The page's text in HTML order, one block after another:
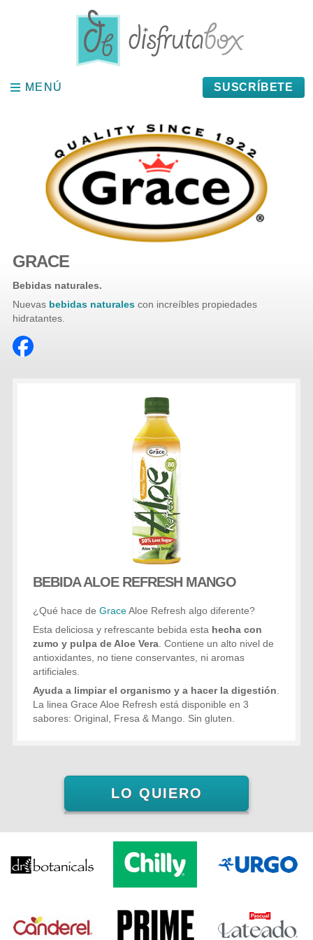
MENÚ
MENÚ SUSCRÍBETE
GRACE
Bebidas naturales.
Nuevas bebidas naturales con increíbles propiedades
hidratantes.
BEBIDA ALOE REFRESH MANGO
¿Qué hace deGraceAloe Refresh algo diferente?
Esta deliciosa y refrescante bebida esta hecha con
zumo y pulpa de Aloe Vera . Contiene un alto nivel de
antioxidantes, no tiene conservantes, ni aromas
artificiales.
Ayuda a limpiar el organismo y a hacer la digestión.
La linea Grace Aloe Refresh está disponible en 3
sabores: Original, Fresa & Mango. Sin gluten.
LO QUIERO